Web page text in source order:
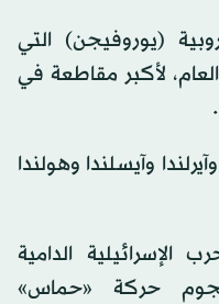
(يوروفيجن) التي
لأكبر مقاطعة في
وآيسلندا وهولندا
الإسرائيلية الدامية
حركة «حماس»